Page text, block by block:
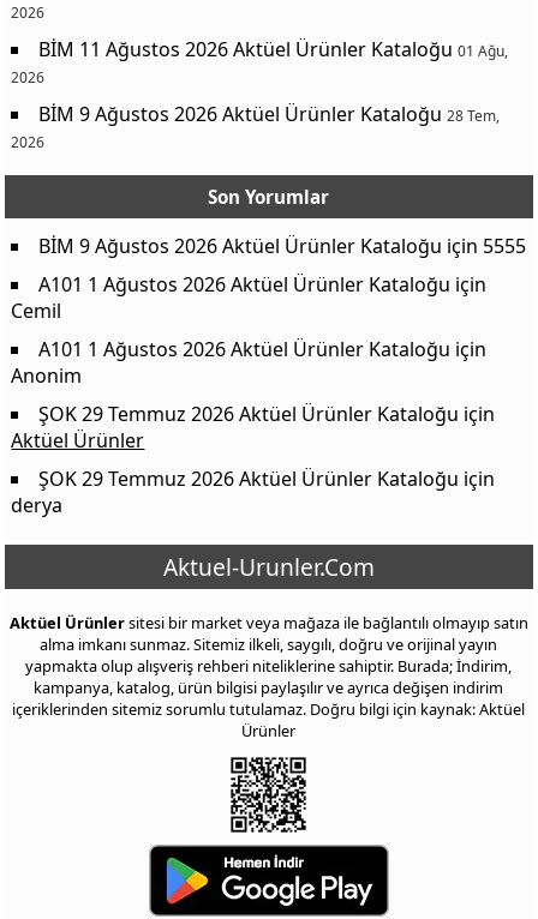
2026
BİM 11 Ağustos 2026 Aktüel Ürünler Kataloğu 01 Ağu,
2026
BİM 9 Ağustos 2026 Aktüel Ürünler Kataloğu 28 Tem,
2026
Son Yorumlar
BİM 9 Ağustos 2026 Aktüel Ürünler Kataloğu için 5555
A101 1 Ağustos 2026 Aktüel Ürünler Kataloğu için
Cemil
A101 1 Ağustos 2026 Aktüel Ürünler Kataloğu için
Anonim
ŞOK 29 Temmuz 2026 Aktüel Ürünler Kataloğu için
Aktüel Ürünler
ŞOK 29 Temmuz 2026 Aktüel Ürünler Kataloğu için
derya
Aktuel-Urunler.Com
Aktüel Ürünlersitesi bir market veya mağaza ile bağlantılı olmayıp satın
alma imkanı sunmaz. Sitemiz ilkeli, saygılı, doğru ve orijinal yayın
yapmakta olup alışveriş rehberi niteliklerine sahiptir. Burada; İndirim,
kampanya, katalog, ürün bilgisi paylaşılır ve ayrıca değişen indirim
içeriklerinden sitemiz sorumlu tutulamaz. Doğru bilgi için kaynak: Aktüel
Ürünler